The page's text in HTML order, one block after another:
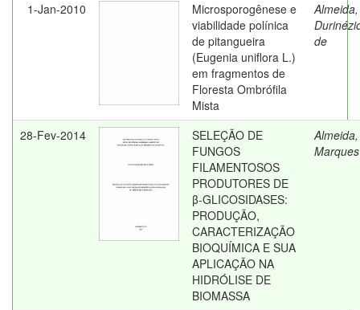
1-Jan-2010
Microsporogênese e
viabilidade polínica
de pitangueira
(Eugenia uniflora L.)
em fragmentos de
Floresta Ombrófila
Mista
Almeida,
de
28-Fev-2014
SELEÇÃO DE
FUNGOS
FILAMENTOSOS
PRODUTORES DE
β-GLICOSIDASES:
PRODUÇÃO,
CARACTERIZAÇÃO
BIOQUÍMICA E SUA
APLICAÇÃO NA
HIDRÓLISE DE
BIOMASSA